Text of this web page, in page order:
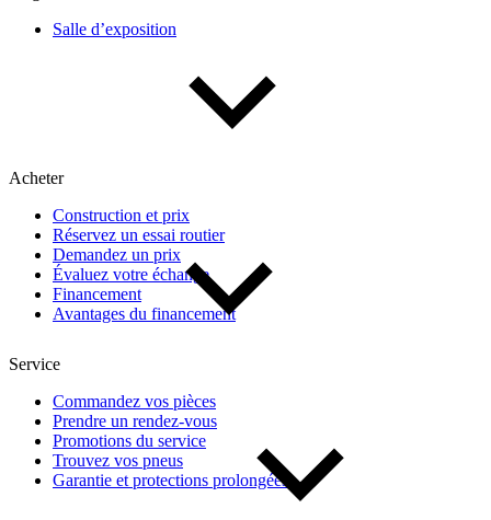
Salle d’exposition
Acheter
Construction et prix
Réservez un essai routier
Demandez un prix
Évaluez votre échange
Financement
Avantages du financement
Service
Commandez vos pièces
Prendre un rendez-vous
Promotions du service
Trouvez vos pneus
Garantie et protections prolongées